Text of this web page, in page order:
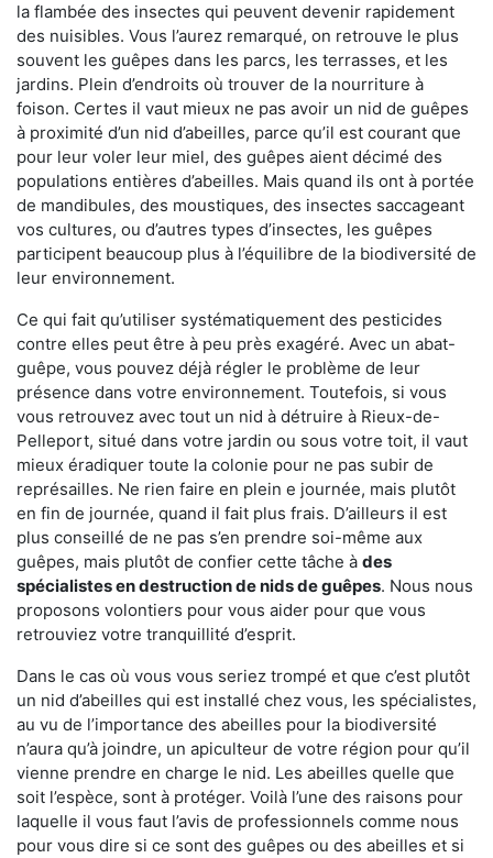
la flambée des insectes qui peuvent devenir rapidement
des nuisibles. Vous l’aurez remarqué, on retrouve le plus
souvent les guêpes dans les parcs, les terrasses, et les
jardins. Plein d’endroits où trouver de la nourriture à
foison. Certes il vaut mieux ne pas avoir un nid de guêpes
à proximité d’un nid d’abeilles, parce qu’il est courant que
pour leur voler leur miel, des guêpes aient décimé des
populations entières d’abeilles. Mais quand ils ont à portée
de mandibules, des moustiques, des insectes saccageant
vos cultures, ou d’autres types d’insectes, les guêpes
participent beaucoup plus à l’équilibre de la biodiversité de
leur environnement.
Ce qui fait qu’utiliser systématiquement des pesticides
contre elles peut être à peu près exagéré. Avec un abat-
guêpe, vous pouvez déjà régler le problème de leur
présence dans votre environnement. Toutefois, si vous
vous retrouvez avec tout un nid à détruire à Rieux-de-
Pelleport, situé dans votre jardin ou sous votre toit, il vaut
mieux éradiquer toute la colonie pour ne pas subir de
représailles. Ne rien faire en plein e journée, mais plutôt
en fin de journée, quand il fait plus frais. D’ailleurs il est
plus conseillé de ne pas s’en prendre soi-même aux
guêpes, mais plutôt de confier cette tâche à des
spécialistes en destruction de nids de guêpes. Nous nous
proposons volontiers pour vous aider pour que vous
retrouviez votre tranquillité d’esprit.
Dans le cas où vous vous seriez trompé et que c’est plutôt
un nid d’abeilles qui est installé chez vous, les spécialistes,
au vu de l’importance des abeilles pour la biodiversité
n’aura qu’à joindre, un apiculteur de votre région pour qu’il
vienne prendre en charge le nid. Les abeilles quelle que
soit l’espèce, sont à protéger. Voilà l’une des raisons pour
laquelle il vous faut l’avis de professionnels comme nous
pour vous dire si ce sont des guêpes ou des abeilles et si